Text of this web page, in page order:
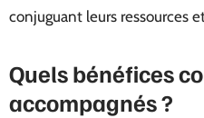
conjuguant leurs ressources
Quels bénéfices
accompagnés ?